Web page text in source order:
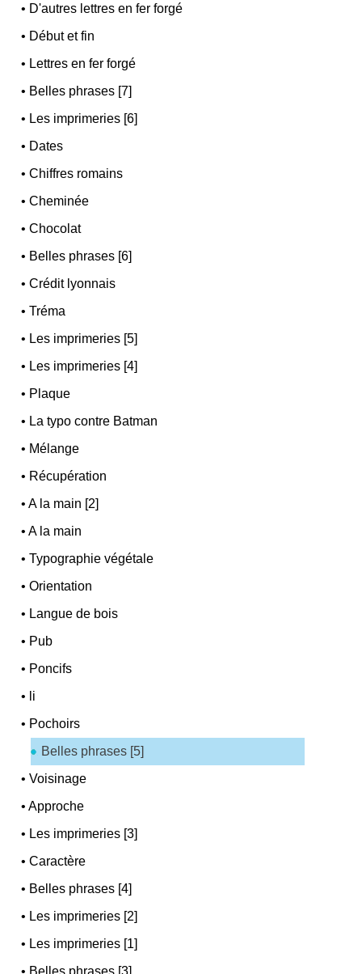
• D'autres lettres en fer forgé
• Début et fin
• Lettres en fer forgé
• Belles phrases [7]
• Les imprimeries [6]
• Dates
•Chiffres romains
•Cheminée
•Chocolat
• Belles phrases [6]
•Crédit lyonnais
•Tréma
• Les imprimeries [5]
• Les imprimeries [4]
• Plaque
• La typo contre Batman
• Mélange
• Récupération
•A la main [2]
•A la main
•Typographie végétale
•Orientation
• Langue de bois
• Pub
• Poncifs
• li
• Pochoirs
Belles phrases [5]
•Voisinage
•Approche
• Les imprimeries [3]
•Caractère
• Belles phrases [4]
• Les imprimeries [2]
• Les imprimeries [1]
• Belles phrases [3]